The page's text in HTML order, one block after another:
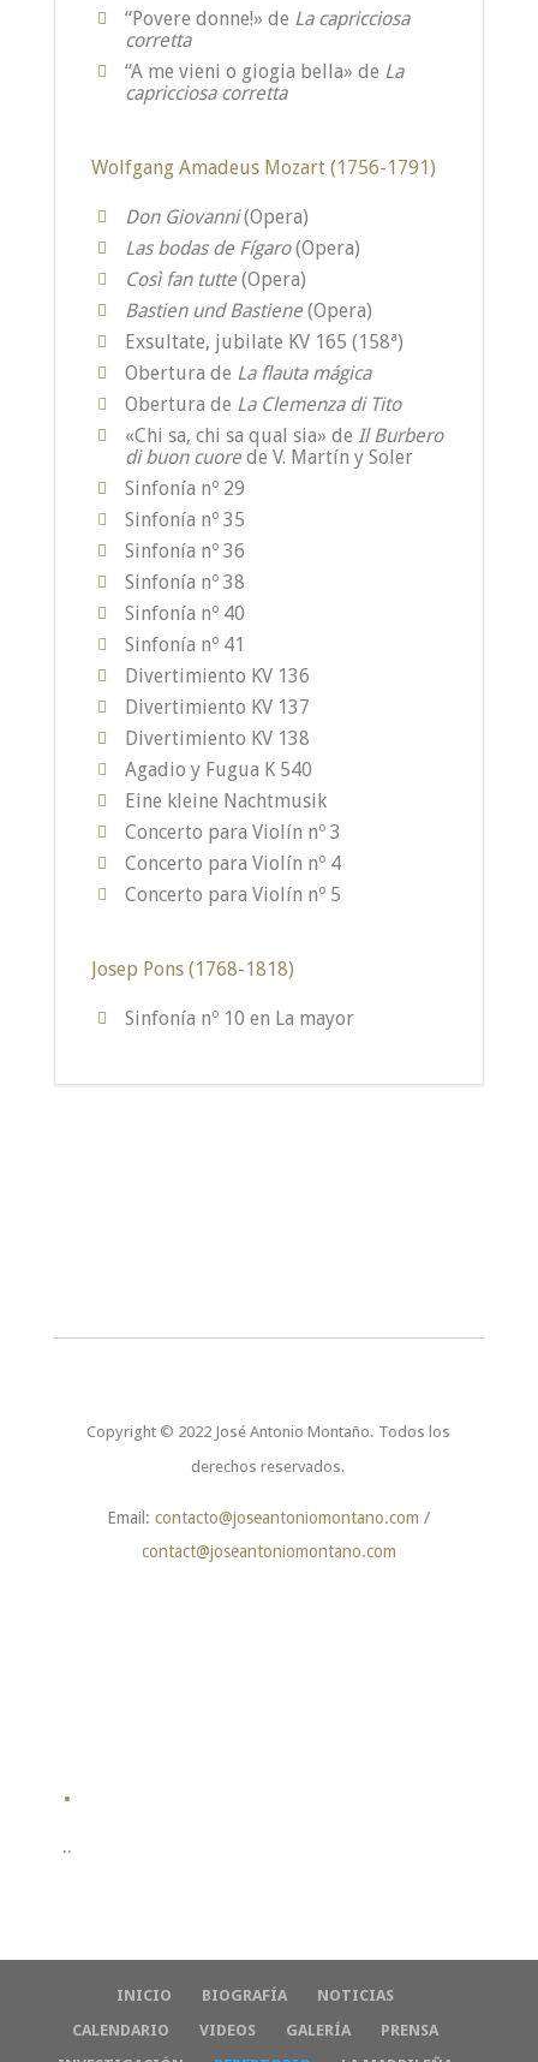
“Povere donne!» de La capricciosa
corretta
“A me vieni o giogia bella» de La
capricciosa corretta
Wolfgang Amadeus Mozart (1756-1791)
Don Giovanni(Opera)
Las bodas de Fígaro(Opera)
Così fan tutte(Opera)
Bastien und Bastiene(Opera)
Exsultate, jubilate KV 165 (158ª)
Obertura de La flauta mágica
Obertura de La Clemenza di Tito
«Chi sa, chi sa qual sia» de Il Burbero
di buon cuorede V. Martín y Soler
Sinfonía nº 29
Sinfonía nº 35
Sinfonía nº 36
Sinfonía nº 38
Sinfonía nº 40
Sinfonía nº 41
Divertimiento KV 136
Divertimiento KV 137
Divertimiento KV 138
Agadio y Fugua K 540
Eine kleine Nachtmusik
Concerto para Violín nº 3
Concerto para Violín nº 4
Concerto para Violín nº 5
Josep Pons (1768-1818)
Sinfonía nº 10 en La mayor
Copyright © 2022 José Antonio Montaño. Todos los
derechos reservados.
Email: contacto@joseantoniomontano.com /
contact@joseantoniomontano.com
.
..
INICIO BIOGRAFÍA
NOTICIAS
CALENDARIO
VIDEOS GALERÍA
PRENSA